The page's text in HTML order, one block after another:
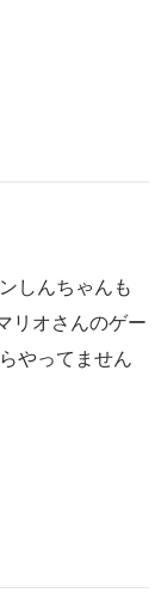
しんちゃんも
リオさんのゲー
やってません